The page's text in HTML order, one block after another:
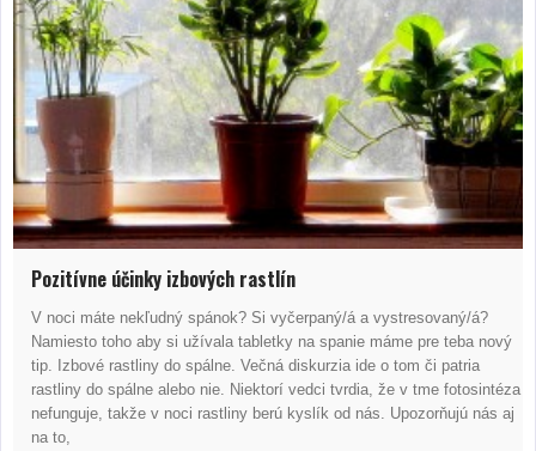
Pozitívne účinky izbových rastlín
V noci máte nekľudný spánok? Si vyčerpaný/á a vystresovaný/á?
Namiesto toho aby si užívala tabletky na spanie máme pre teba nový
tip. Izbové rastliny do spálne. Večná diskurzia ide o tom či patria
rastliny do spálne alebo nie. Niektorí vedci tvrdia, že v tme fotosintéza
nefunguje, takže v noci rastliny berú kyslík od nás. Upozorňujú nás aj
na to,